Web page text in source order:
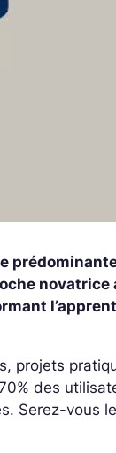
projets
des
Serez-vous